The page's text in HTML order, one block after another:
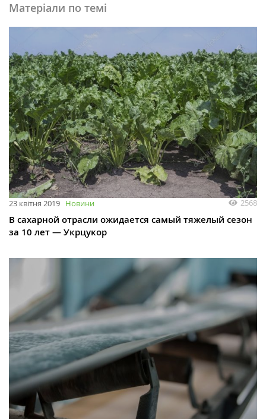
Матеріали по темі
23 квітня 2019 Новини 2568
В сахарной отрасли ожидается самый тяжелый сезон
за 10 лет — Укрцукор